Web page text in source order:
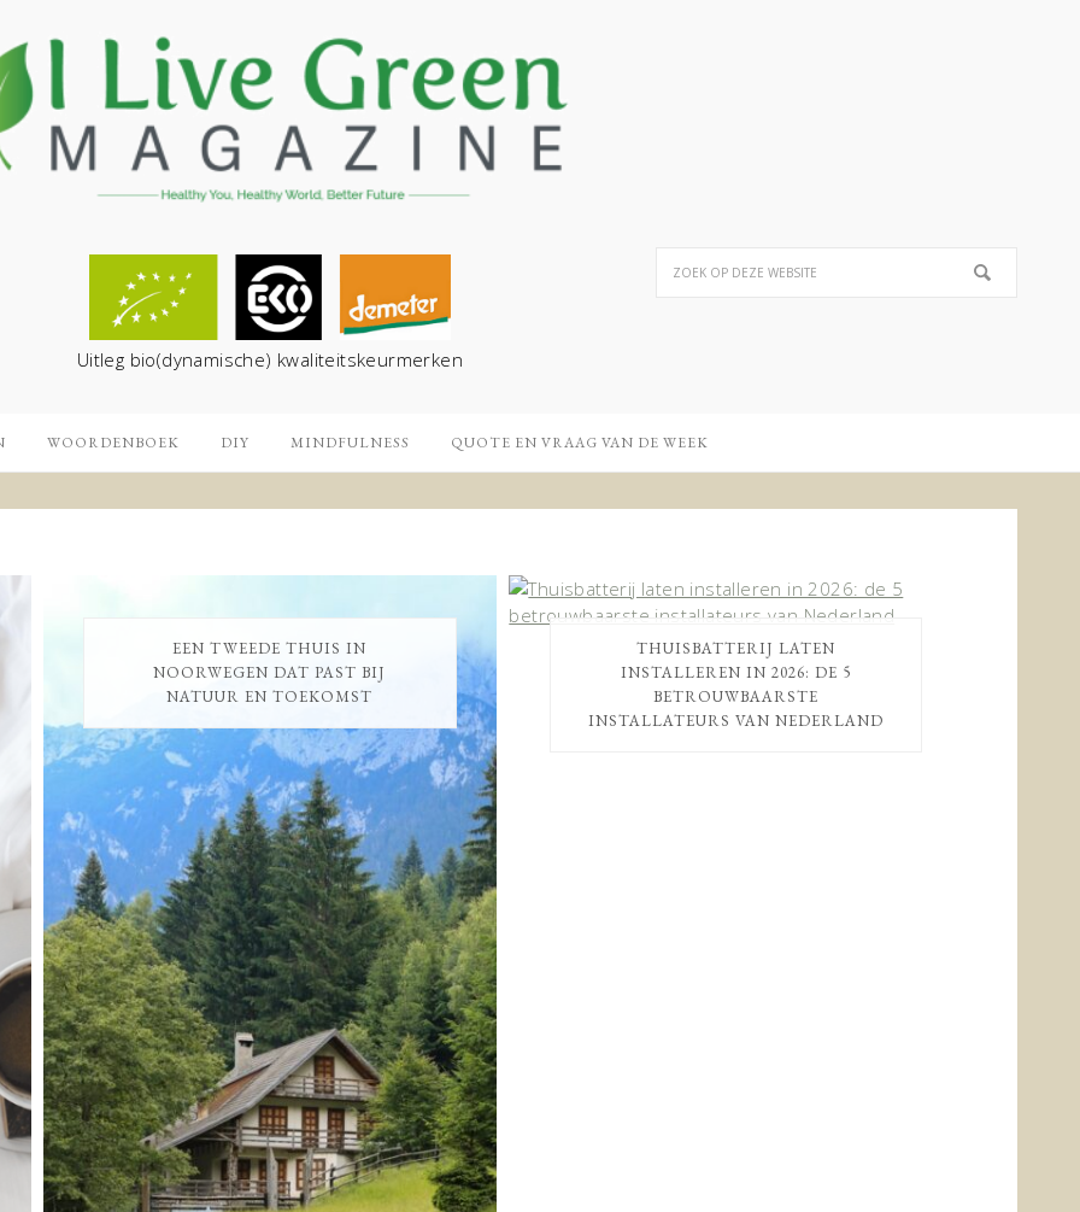
Uitleg bio(dynamische) kwaliteitskeurmerken
WOORDENBOEK DIY MINDFULNESS QUOTE EN VRAAG VAN DE WEEK
EEN TWEEDE THUIS IN
NOORWEGEN DAT PAST BIJ
NATUUR EN TOEKOMST
THUISBATTERIJ LATEN
INSTALLEREN IN 2026: DE 5
BETROUWBAARSTE
INSTALLATEURS VAN NEDERLAND